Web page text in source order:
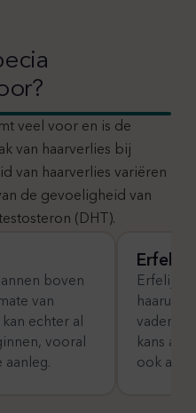
veel voor en is de
van haarverlies bij
van haarverlies variëren
de gevoeligheid van
(DHT).
boven
van
echter al
vooral
aanleg.
vader,
kans
ook